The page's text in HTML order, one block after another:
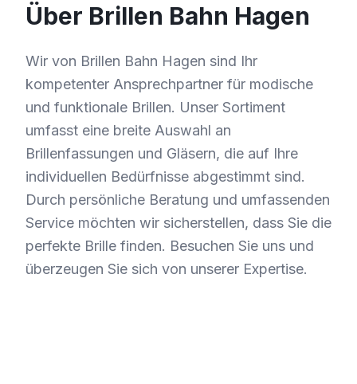
Über Brillen Bahn Hagen
Wir von Brillen Bahn Hagen sind Ihr
kompetenter Ansprechpartner für modische
und funktionale Brillen. Unser Sortiment
umfasst eine breite Auswahl an
Brillenfassungen und Gläsern, die auf Ihre
individuellen Bedürfnisse abgestimmt sind.
Durch persönliche Beratung und umfassenden
Service möchten wir sicherstellen, dass Sie die
perfekte Brille finden. Besuchen Sie uns und
überzeugen Sie sich von unserer Expertise.